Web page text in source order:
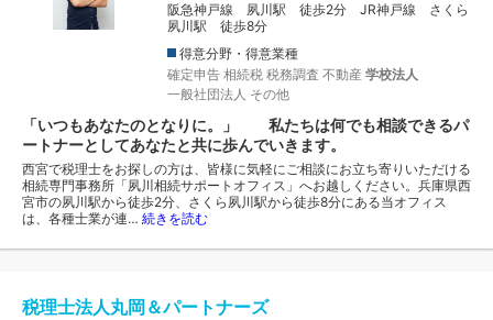
阪急神戸線 夙川駅 徒歩2分 JR神戸線 さくら
夙川駅 徒歩8分
得意分野・得意業種
確定申告 相続税 税務調査 不動産 学校法人
一般社団法人 その他
「いつもあなたのとなりに。」 私たちは何でも相談できるパ
ートナーとしてあなたと共に歩んでいきます。
西宮で税理士をお探しの方は、皆様に気軽にご相談にお立ち寄りいただける
相続専門事務所「夙川相続サポートオフィス」へお越しください。兵庫県西
宮市の夙川駅から徒歩2分、さくら夙川駅から徒歩8分にある当オフィス
は、各種士業が連… 続きを読む
税理士法人丸岡＆パートナーズ